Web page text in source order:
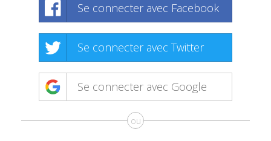
Se connecter avec Facebook
Se connecter avec Twitter
Se connecter avec Google
ou